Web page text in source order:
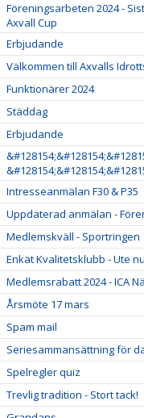
Föreningsarbeten 2024 -
Axvall Cup
Erbjudande
Välkommen till Axvalls
Funktionärer 2024
Städdag
Erbjudande
Intresseanmälan F30 & P35
Uppdaterad anmälan -
Medlemskväll - Sportringen
Enkät Kvalitetsklubb - Ute
Medlemsrabatt 2024 - ICA
Årsmöte 17 mars
Spam mail
Seriesammansättning för
Spelregler quiz
Trevlig tradition - Stort tack!